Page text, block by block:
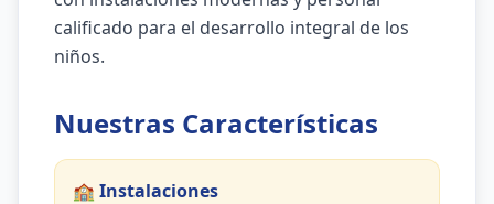
calificado para el desarrollo integral de los
niños.
Nuestras Características
🏫 Instalaciones